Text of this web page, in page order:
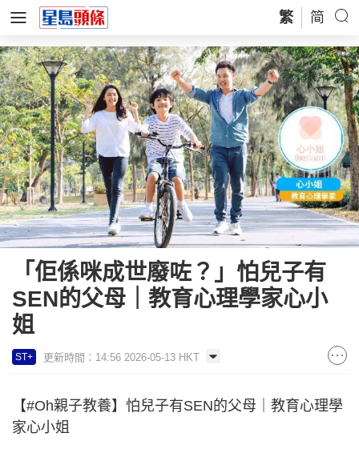
繁 简
「佢係咪成世廢咗？」怕兒子有
SEN的父母｜教育心理學家心小
姐
ST+ 更新時間：14:56 2026-05-13 HKT
【#Oh親子教養】怕兒子有SEN的父母｜教育心理學
家心小姐